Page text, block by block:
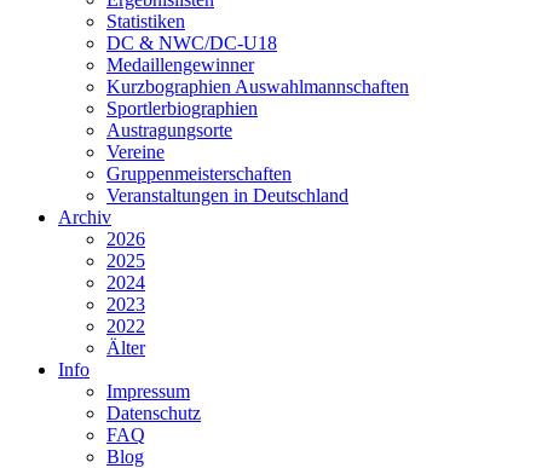
Statistiken
DC & NWC/DC-U18
Medaillengewinner
Kurzbographien Auswahlmannschaften
Sportlerbiographien
Austragungsorte
Vereine
Gruppenmeisterschaften
Veranstaltungen in Deutschland
Archiv
2026
2025
2024
2023
2022
Älter
Info
Impressum
Datenschutz
FAQ
Blog